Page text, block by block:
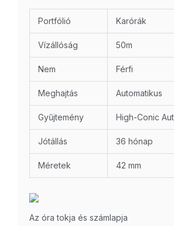
Portfólió Karórák
Vízállóság 50m
Nem Férfi
Meghajtás Automatikus
Gyűjtemény High-Conic
Jótállás 36 hónap
Méretek 42 mm
Az óra tokja és számlapja